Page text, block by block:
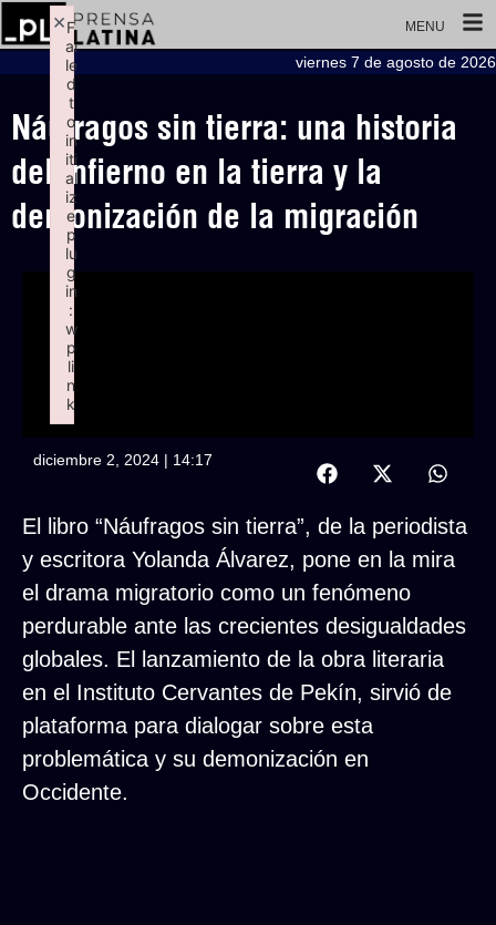
MENU
viernes 7 de agosto de 2026
Náufragos sin tierra: una historia
del infierno en la tierra y la
demonización de la migración
diciembre 2, 2024 | 14:17
El libro “Náufragos sin tierra”, de la periodista
y escritora Yolanda Álvarez, pone en la mira
el drama migratorio como un fenómeno
perdurable ante las crecientes desigualdades
globales. El lanzamiento de la obra literaria
en el Instituto Cervantes de Pekín, sirvió de
plataforma para dialogar sobre esta
problemática y su demonización en
Occidente.
F
ai
le
d
t
o
in
iti
al
iz
e
p
lu
g
in
:
w
p
li
n
k
×
Failed to initialize plugin: wplink